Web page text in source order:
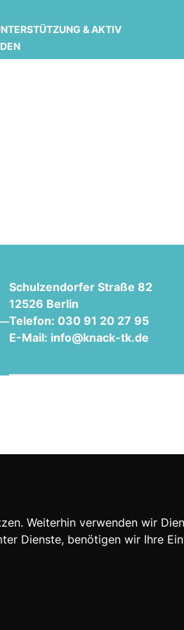
& AKTIV
Schulzendorfer Straße 82
12526 Berlin
Telefon: 030 91 20 27 95
E-Mail: info@knack-tk.de
Weiterhin verwenden wir
Dienste, benötigen wir Ihre